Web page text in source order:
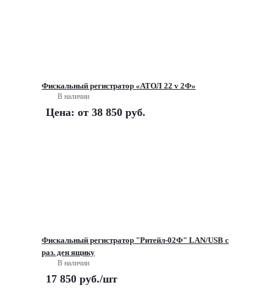
Фискальный регистратор «АТОЛ 22 v 2Ф»
В наличии
Цена: от 38 850 руб.
Фискальный регистратор "Ритейл-02Ф" LAN/USB с
раз. ден ящику
В наличии
17 850 руб./шт